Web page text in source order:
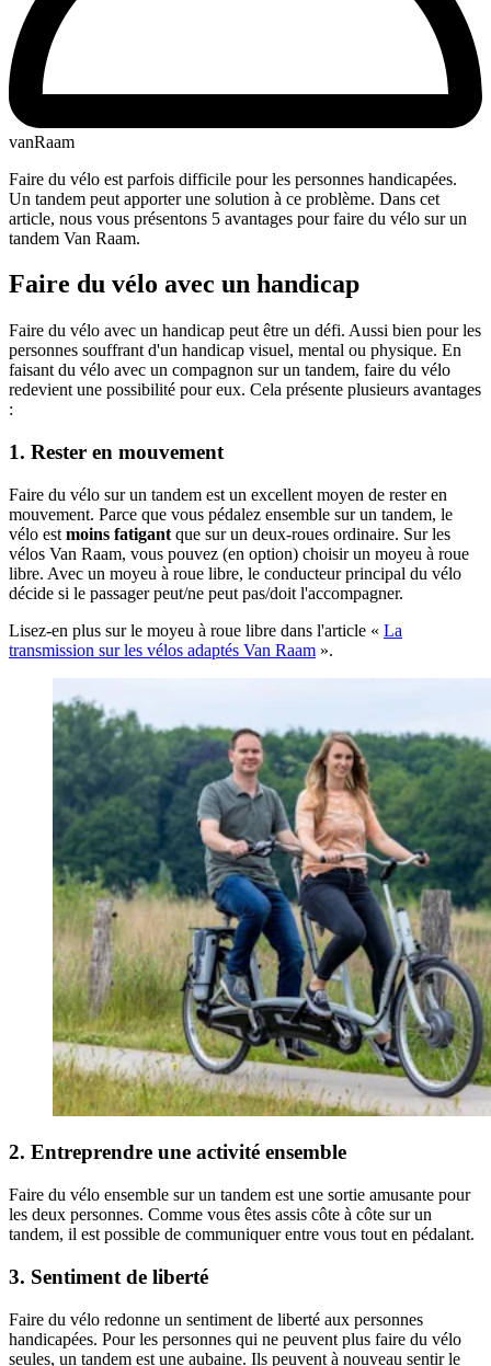
vanRaam
Faire du vélo est parfois difficile pour les personnes handicapées.
Un tandem peut apporter une solution à ce problème. Dans cet
article, nous vous présentons 5 avantages pour faire du vélo sur un
tandem Van Raam.
Faire du vélo avec un handicap
Faire du vélo avec un handicap peut être un défi. Aussi bien pour les
personnes souffrant d'un handicap visuel, mental ou physique. En
faisant du vélo avec un compagnon sur un tandem, faire du vélo
redevient une possibilité pour eux. Cela présente plusieurs avantages
:
1. Rester en mouvement
Faire du vélo sur un tandem est un excellent moyen de rester en
mouvement. Parce que vous pédalez ensemble sur un tandem, le
vélo est moins fatigant que sur un deux-roues ordinaire. Sur les
vélos Van Raam, vous pouvez (en option) choisir un moyeu à roue
libre. Avec un moyeu à roue libre, le conducteur principal du vélo
décide si le passager peut/ne peut pas/doit l'accompagner.
Lisez-en plus sur le moyeu à roue libre dans l'article « La
transmission sur les vélos adaptés Van Raam ».
2. Entreprendre une activité ensemble
Faire du vélo ensemble sur un tandem est une sortie amusante pour
les deux personnes. Comme vous êtes assis côte à côte sur un
tandem, il est possible de communiquer entre vous tout en pédalant.
3. Sentiment de liberté
Faire du vélo redonne un sentiment de liberté aux personnes
handicapées. Pour les personnes qui ne peuvent plus faire du vélo
seules, un tandem est une aubaine. Ils peuvent à nouveau sentir le